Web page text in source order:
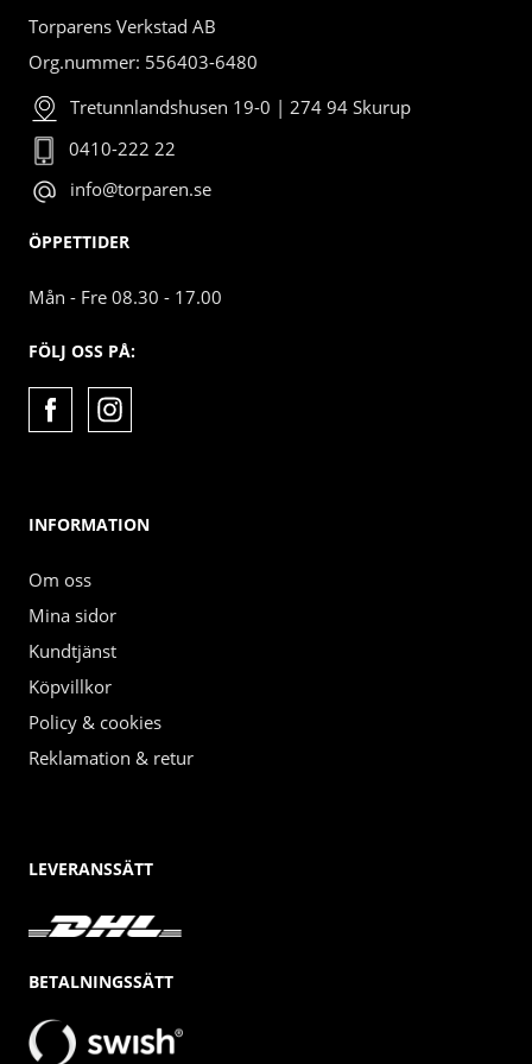
Torparens Verkstad AB
Org.nummer: 556403-6480
Tretunnlandshusen 19-0 | 274 94 Skurup
0410-222 22
info@torparen.se
ÖPPETTIDER
Mån - Fre 08.30 - 17.00
FÖLJ OSS PÅ:
INFORMATION
Om oss
Mina sidor
Kundtjänst
Köpvillkor
Policy & cookies
Reklamation & retur
LEVERANSSÄTT
BETALNINGSSÄTT